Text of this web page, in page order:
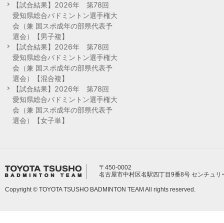
【試合結果】2026年 第78回
愛知県総合バドミントン選手権大
会（兼 国スポ成年の部県代表予
選会）【男子複】
【試合結果】2026年 第78回
愛知県総合バドミントン選手権大
会（兼 国スポ成年の部県代表予
選会）【混合複】
【試合結果】2026年 第78回
愛知県総合バドミントン選手権大
会（兼 国スポ成年の部県代表予
選会）【女子単】
〒450-0002
名古屋市中村区名駅四丁目9番8号 センチュリ
Copyright © TOYOTA TSUSHO BADMINTON TEAM All rights reserved.